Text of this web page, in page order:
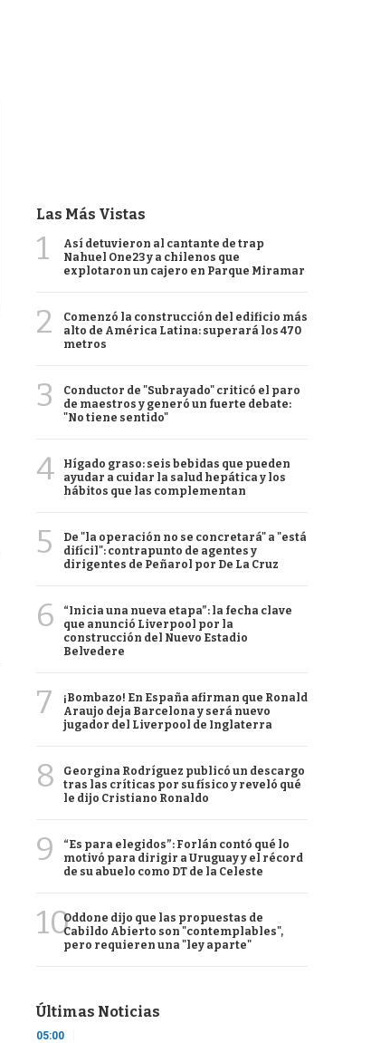
Las Más Vistas
1
Así detuvieron al cantante de trap
Nahuel One23 y a chilenos que
explotaron un cajero en Parque Miramar
2
Comenzó la construcción del edificio más
alto de América Latina: superará los 470
metros
3
Conductor de "Subrayado" criticó el paro
de maestros y generó un fuerte debate:
"No tiene sentido"
4
Hígado graso: seis bebidas que pueden
ayudar a cuidar la salud hepática y los
hábitos que las complementan
5
De "la operación no se concretará" a "está
difícil": contrapunto de agentes y
dirigentes de Peñarol por De La Cruz
6
“Inicia una nueva etapa”: la fecha clave
que anunció Liverpool por la
construcción del Nuevo Estadio
Belvedere
7
¡Bombazo! En España afirman que Ronald
Araujo deja Barcelona y será nuevo
jugador del Liverpool de Inglaterra
8
Georgina Rodríguez publicó un descargo
tras las críticas por su físico y reveló qué
le dijo Cristiano Ronaldo
9
“Es para elegidos”: Forlán contó qué lo
motivó para dirigir a Uruguay y el récord
de su abuelo como DT de la Celeste
10Oddone dijo que las propuestas de
Cabildo Abierto son "contemplables",
pero requieren una "ley aparte"
Últimas Noticias
05:00